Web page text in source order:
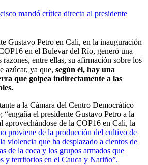
mandó crítica directa al presidente
Gustavo Petro en Cali, en la inauguración
en el Bulevar del Río, generó una
entre ellas, su afirmación sobre los
azúcar, ya que, según él, hay una
que golpea indirectamente a las
a la Cámara del Centro Democrático
el presidente Gustavo Petro a la
aprovechándose de la COP16 en Cali, la
proviene de la producción del cultivo de
violencia que ha desplazado a cientos de
de la coca y los grupos armados que
y territorios en el Cauca y Nariño”.